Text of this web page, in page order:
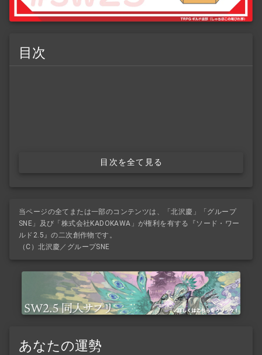
目次
目次を全て見る
当ページの全てまたは一部のコンテンツは、「北沢慶」「グループ
SNE」及び「株式会社KADOKAWA」が権利を有する『ソード・ワー
ルド2.5』の二次創作物です。
（C）北沢慶／グループSNE
あなたの運勢